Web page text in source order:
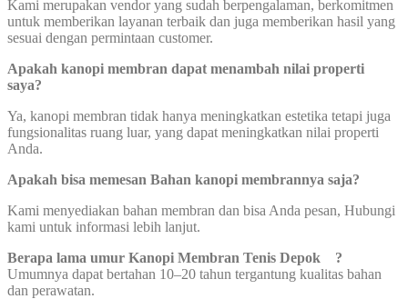
Kami merupakan vendor yang sudah berpengalaman, berkomitmen
untuk memberikan layanan terbaik dan juga memberikan hasil yang
sesuai dengan permintaan customer.
Apakah kanopi membran dapat menambah nilai properti
saya?
Ya, kanopi membran tidak hanya meningkatkan estetika tetapi juga
fungsionalitas ruang luar, yang dapat meningkatkan nilai properti
Anda.
Apakah bisa memesan Bahan kanopi membrannya saja?
Kami menyediakan bahan membran dan bisa Anda pesan, Hubungi
kami untuk informasi lebih lanjut.
Berapa lama umur Kanopi Membran Tenis Depok ?
Umumnya dapat bertahan 10–20 tahun tergantung kualitas bahan
dan perawatan.